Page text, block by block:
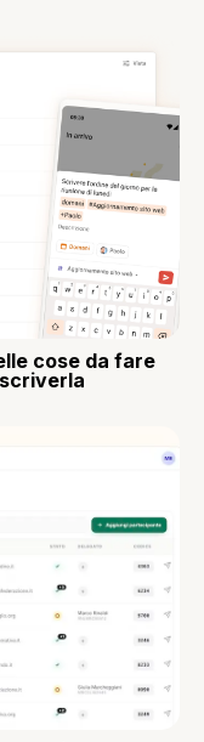
cose da fare